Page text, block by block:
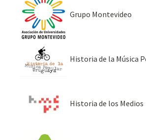
Grupo Montevideo
Historia de la Música
Historia de los Medios